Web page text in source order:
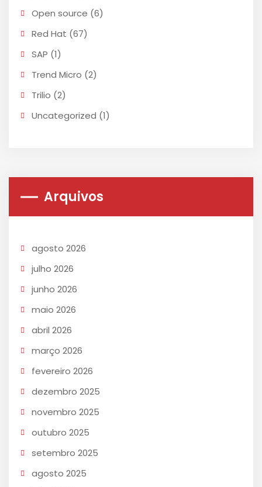
Open source (6)
Red Hat (67)
SAP (1)
Trend Micro (2)
Trilio (2)
Uncategorized (1)
Arquivos
agosto 2026
julho 2026
junho 2026
maio 2026
abril 2026
março 2026
fevereiro 2026
dezembro 2025
novembro 2025
outubro 2025
setembro 2025
agosto 2025